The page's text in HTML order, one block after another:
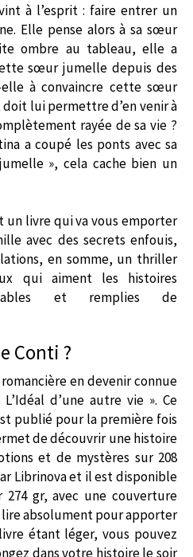
à l’esprit : faire entrer un
Elle pense alors à sa sœur
ombre au tableau, elle a
sœur jumelle depuis des
elle à convaincre cette sœur
lui permettre d’en venir à
rayée de sa vie ?
a coupé les ponts avec sa
», cela cache bien un
un livre qui va vous emporter
avec des secrets enfouis,
en somme, un thriller
qui aiment les histoires
et remplies de
Conti ?
en devenir connue
d’une autre vie ». Ce
publié pour la première fois
de découvrir une histoire
et de mystères sur 208
Librinova et il est disponible
gr, avec une couverture
lire absolument pour apporter
étant léger, vous pouvez
dans votre histoire le soir